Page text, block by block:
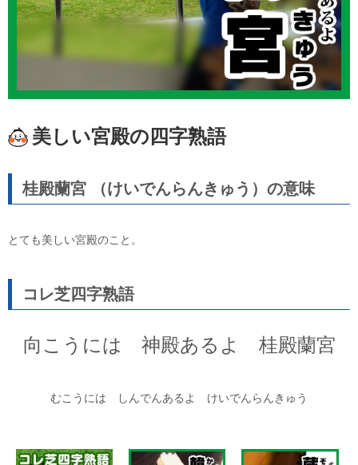
美しい宮殿の四字熟語
桂殿蘭宮 （けいでんらんきゅう）の意味
とても美しい宮殿のこと。
コレ芝四字熟語
向こうには 神殿あるよ 桂殿蘭宮
むこうには しんでんあるよ けいでんらんきゅう